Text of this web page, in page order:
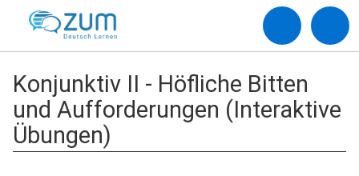
Konjunktiv II - Höfliche Bitten
und Aufforderungen (Interaktive
Übungen)